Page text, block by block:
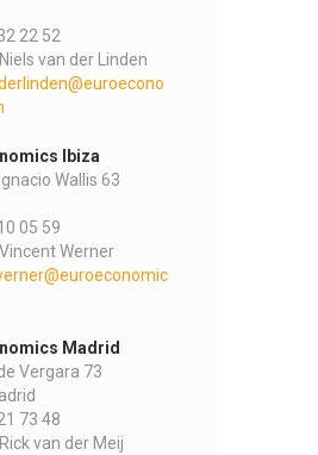
22 52
van der Linden
Ibiza
Wallis 63
05 59
Werner
Madrid
Vergara 73
73 48
van der Meij